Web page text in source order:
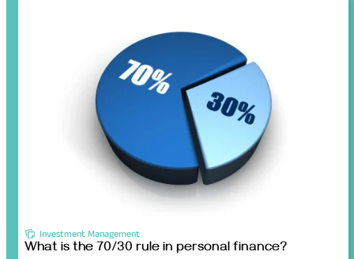
Investment Management
What is the 70/30 rule in personal finance?